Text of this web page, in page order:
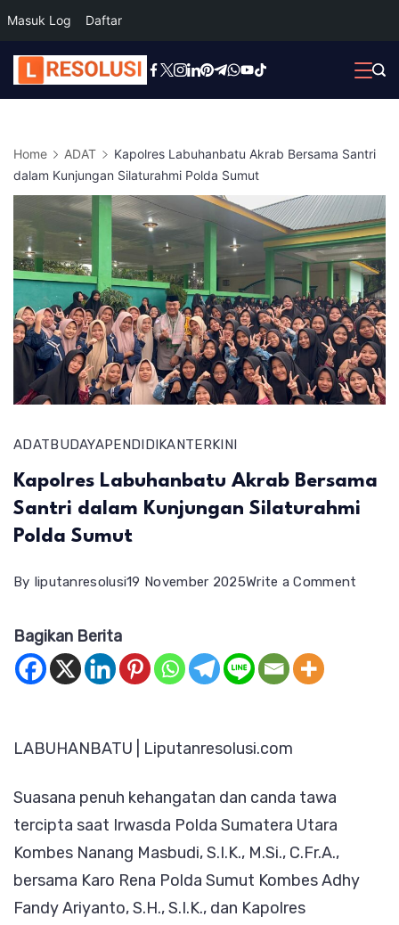
Masuk Log Daftar
Skip
to
Home ADAT
Kapolres Labuhanbatu Akrab Bersama Santri
dalam Kunjungan Silaturahmi Polda Sumut
ADATBUDAYAPENDIDIKANTERKINI
Kapolres Labuhanbatu Akrab Bersama
Santri dalam Kunjungan Silaturahmi
Polda Sumut
By liputanresolusi19 November 2025Write a Comment
Bagikan Berita
LABUHANBATU | Liputanresolusi.com
Suasana penuh kehangatan dan canda tawa
tercipta saat Irwasda Polda Sumatera Utara
Kombes Nanang Masbudi, S.I.K., M.Si., C.Fr.A.,
bersama Karo Rena Polda Sumut Kombes Adhy
Fandy Ariyanto, S.H., S.I.K., dan Kapolres